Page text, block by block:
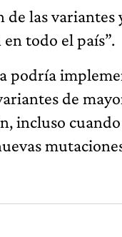
de las variantes
todo el país”.
podría
de
incluso cuando